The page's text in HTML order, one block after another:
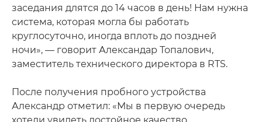
заседания длятся до 14 часов в день! Нам нужна
система, которая могла бы работать
круглосуточно, иногда вплоть до поздней
ночи», — говорит Александар Топалович,
заместитель технического директора в RTS.
После получения пробного устройства
Александр отметил: «Мы в первую очередь